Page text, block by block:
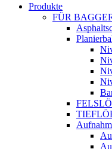
Produkte
FÜR